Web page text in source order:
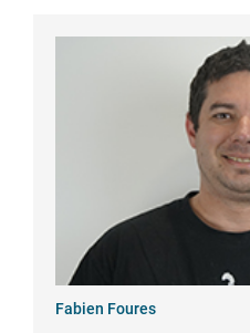
Fabien Foures